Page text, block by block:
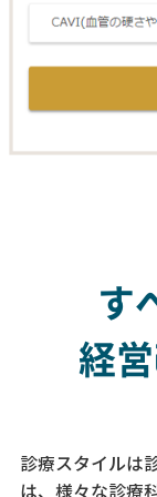
す
経
診療スタイルは
は、様々な診療